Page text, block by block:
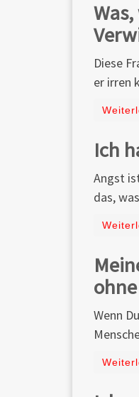
Diese
er irren
Ich
Angst
das,
Wenn